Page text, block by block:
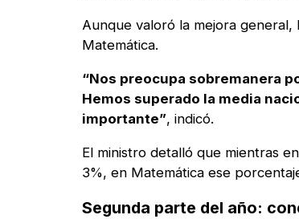
Aunque valoró la mejora
Matemática.
“Nos preocupa sobremanera
Hemos superado la media
importante”, indicó.
El ministro detalló que mientras
3%, en Matemática ese
Segunda parte del año: